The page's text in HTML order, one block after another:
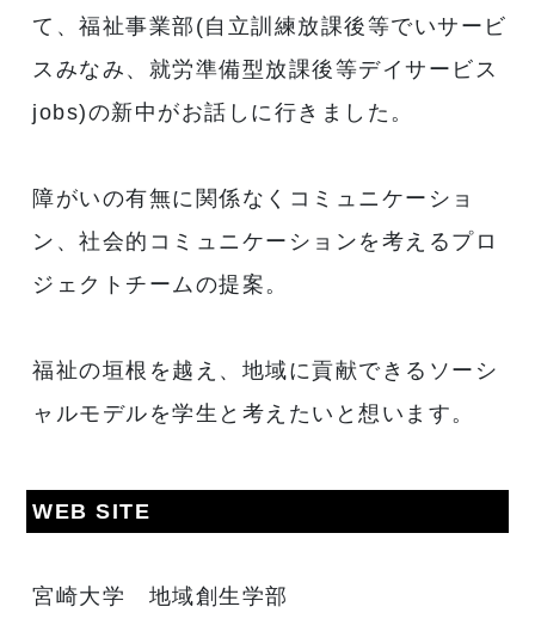
て、福祉事業部(自立訓練放課後等でいサービ
スみなみ、就労準備型放課後等デイサービス
jobs)の新中がお話しに行きました。
障がいの有無に関係なくコミュニケーショ
ン、社会的コミュニケーションを考えるプロ
ジェクトチームの提案。
福祉の垣根を越え、地域に貢献できるソーシ
ャルモデルを学生と考えたいと想います。
WEB SITE
宮崎大学 地域創生学部